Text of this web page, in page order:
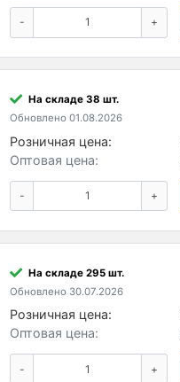
- +
На складе 38 шт.
Обновлено 01.08.2026
Розничная цена:
Оптовая цена:
- +
На складе 295 шт.
Обновлено 30.07.2026
Розничная цена:
Оптовая цена:
- +